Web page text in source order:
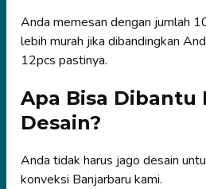
Anda memesan dengan jumlah
lebih murah jika dibandingkan
12pcs pastinya.
Apa Bisa Dibantu
Desain?
Anda tidak harus jago desain
konveksi Banjarbaru kami.